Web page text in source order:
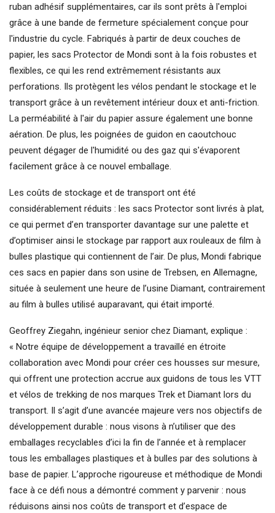
ruban adhésif supplémentaires, car ils sont prêts à l'emploi
grâce à une bande de fermeture spécialement conçue pour
l'industrie du cycle. Fabriqués à partir de deux couches de
papier, les sacs Protector de Mondi sont à la fois robustes et
flexibles, ce qui les rend extrêmement résistants aux
perforations. Ils protègent les vélos pendant le stockage et le
transport grâce à un revêtement intérieur doux et anti-friction.
La perméabilité à l'air du papier assure également une bonne
aération. De plus, les poignées de guidon en caoutchouc
peuvent dégager de l'humidité ou des gaz qui s'évaporent
facilement grâce à ce nouvel emballage.
Les coûts de stockage et de transport ont été
considérablement réduits : les sacs Protector sont livrés à plat,
ce qui permet d’en transporter davantage sur une palette et
d’optimiser ainsi le stockage par rapport aux rouleaux de film à
bulles plastique qui contiennent de l’air. De plus, Mondi fabrique
ces sacs en papier dans son usine de Trebsen, en Allemagne,
située à seulement une heure de l’usine Diamant, contrairement
au film à bulles utilisé auparavant, qui était importé.
Geoffrey Ziegahn, ingénieur senior chez Diamant, explique :
« Notre équipe de développement a travaillé en étroite
collaboration avec Mondi pour créer ces housses sur mesure,
qui offrent une protection accrue aux guidons de tous les VTT
et vélos de trekking de nos marques Trek et Diamant lors du
transport. Il s’agit d’une avancée majeure vers nos objectifs de
développement durable : nous visons à n’utiliser que des
emballages recyclables d’ici la fin de l’année et à remplacer
tous les emballages plastiques et à bulles par des solutions à
base de papier. L’approche rigoureuse et méthodique de Mondi
face à ce défi nous a démontré comment y parvenir : nous
réduisons ainsi nos coûts de transport et d’espace de